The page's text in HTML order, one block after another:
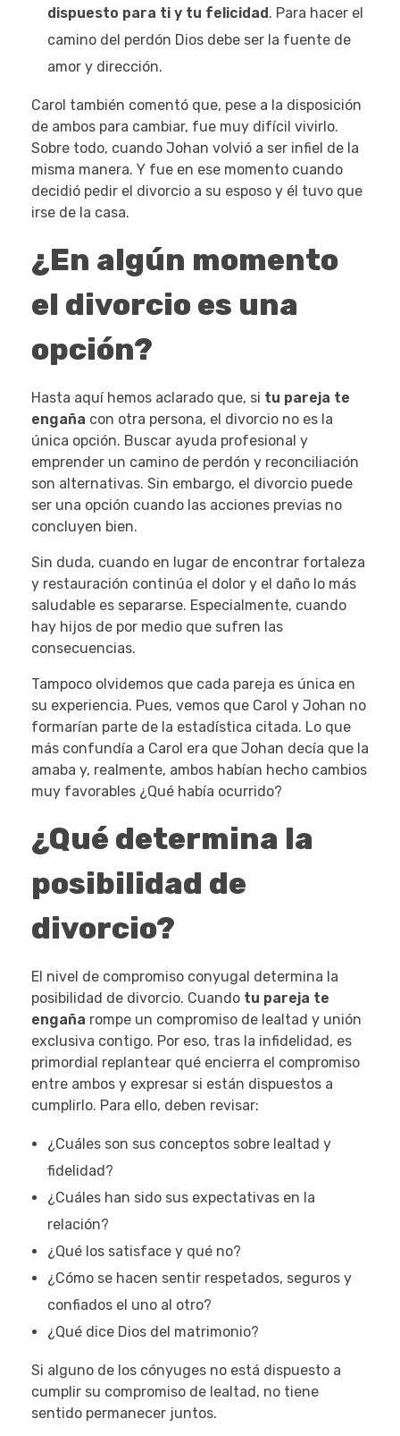
dispuesto para ti y tu felicidad . Para hacer el
camino del perdón Dios debe ser la fuente de
amor y dirección.
Carol también comentó que, pese a la disposición
de ambos para cambiar, fue muy difícil vivirlo.
Sobre todo, cuando Johan volvió a ser infiel de la
misma manera. Y fue en ese momento cuando
decidió pedir el divorcio a su esposo y él tuvo que
irse de la casa.
¿En algún momento
el divorcio es una
opción?
Hasta aquí hemos aclarado que, si tu pareja te
engaña con otra persona, el divorcio no es la
única opción. Buscar ayuda profesional y
emprender un camino de perdón y reconciliación
son alternativas. Sin embargo, el divorcio puede
ser una opción cuando las acciones previas no
concluyen bien.
Sin duda, cuando en lugar de encontrar fortaleza
y restauración continúa el dolor y el daño lo más
saludable es separarse. Especialmente, cuando
hay hijos de por medio que sufren las
consecuencias.
Tampoco olvidemos que cada pareja es única en
su experiencia. Pues, vemos que Carol y Johan no
formarían parte de la estadística citada. Lo que
más confundía a Carol era que Johan decía que la
amaba y, realmente, ambos habían hecho cambios
muy favorables ¿Qué había ocurrido?
¿Qué determina la
posibilidad de
divorcio?
El nivel de compromiso conyugal determina la
posibilidad de divorcio. Cuando tu pareja te
engaña rompe un compromiso de lealtad y unión
exclusiva contigo. Por eso, tras la infidelidad, es
primordial replantear qué encierra el compromiso
entre ambos y expresar si están dispuestos a
cumplirlo. Para ello, deben revisar:
¿Cuáles son sus conceptos sobre lealtad y
fidelidad?
¿Cuáles han sido sus expectativas en la
relación?
¿Qué los satisface y qué no?
¿Cómo se hacen sentir respetados, seguros y
confiados el uno al otro?
¿Qué dice Dios del matrimonio?
Si alguno de los cónyuges no está dispuesto a
cumplir su compromiso de lealtad, no tiene
sentido permanecer juntos.